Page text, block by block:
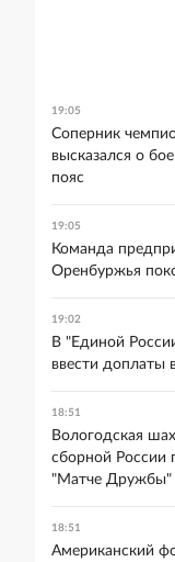
19:05
Соперник
высказался о
пояс
19:05
Команда
Оренбуржья
19:02
В "Единой
ввести доплаты
18:51
Вологодская
сборной России
"Матче Дружбы"
18:51
Американский